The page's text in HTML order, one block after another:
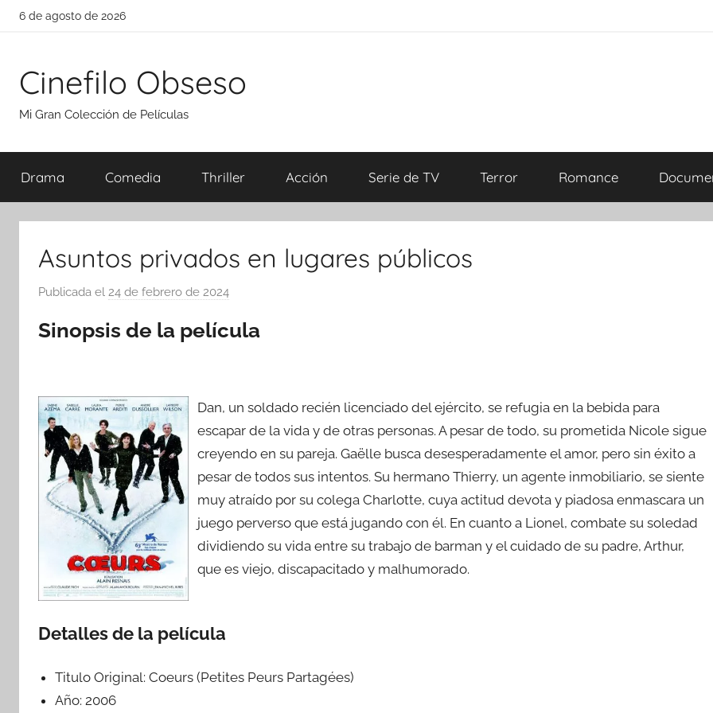
Saltar
6 de agosto de 2026
Cinefilo Obseso
Mi Gran Colección de Películas
Drama Comedia Thriller Acción Serie de TV Terror Romance
Asuntos privados en lugares públicos
Publicada el 24 de febrero de 2024
r
Sinopsis de la película
Dan, un soldado recién licenciado del ejército, se refugia en la bebida para
escapar de la vida y de otras personas. A pesar de todo, su prometida Nicole sigue
creyendo en su pareja. Gaëlle busca desesperadamente el amor, pero sin éxito a
pesar de todos sus intentos. Su hermano Thierry, un agente inmobiliario, se siente
muy atraído por su colega Charlotte, cuya actitud devota y piadosa enmascara un
juego perverso que está jugando con él. En cuanto a Lionel, combate su soledad
dividiendo su vida entre su trabajo de barman y el cuidado de su padre, Arthur,
que es viejo, discapacitado y malhumorado.
Detalles de la película
Titulo Original:Coeurs (Petites Peurs Partagées)
Año: 2006